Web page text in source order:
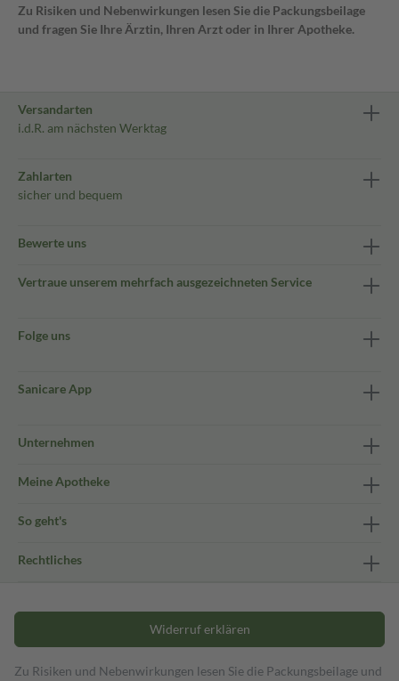
Zu Risiken und Nebenwirkungen lesen Sie die Packungsbeilage
und fragen Sie Ihre Ärztin, Ihren Arzt oder in Ihrer Apotheke.
Versandarten
i.d.R. am nächsten Werktag
Zahlarten
sicher und bequem
Bewerte uns
Vertraue unserem mehrfach ausgezeichneten Service
Folge uns
Sanicare App
Unternehmen
Meine Apotheke
So geht's
Rechtliches
Widerruf erklären
Zu Risiken und Nebenwirkungen lesen Sie die Packungsbeilage und